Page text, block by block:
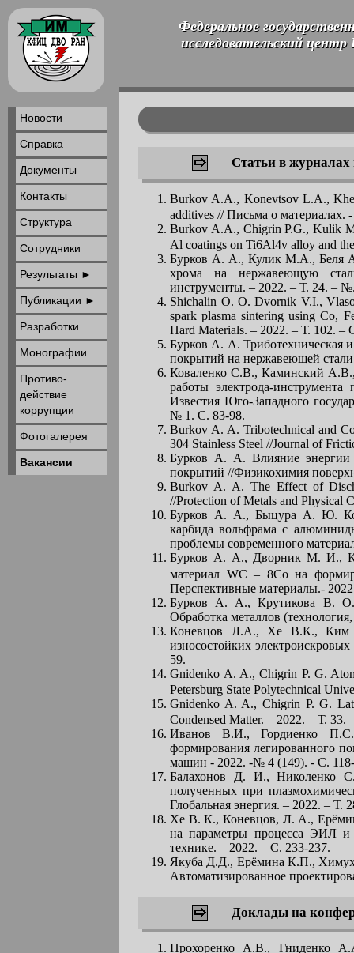
Новости
Справка
Документы
Контакты
Структура
Сотрудники
Результаты ►
Публикации ►
Разработки
Монографии
Противо-
действие
коррупции
Фотогалерея
Вакансии
Федеральное
исследовательский
Статьи в журналах
Burkov A.A., Konevtsov L.A.,
additives // Письма о
Burkov A.A., Chigrin P.G., Kulik
Al coatings on Ti6Al4v alloy and
Бурков А. А., Кулик М.А., Беля
хрома на нержавеющую
инструменты. – 2022. – Т. 24. –
Shichalin O. O. Dvornik V.I.,
spark plasma sintering using Co,
Hard Materials. – 2022. – Т. 102. –
Бурков А. А. Триботехническая
покрытий на нержавеющей
Коваленко С.В., Каминский
работы электрода-
Известия Юго-Западного
№ 1. С. 83-98.
Burkov A. A. Tribotechnical and
304 Stainless Steel //Journal of
Бурков А. А. Влияние энергии
покрытий //Физикохимия
Burkov A. A. The Effect of
//Protection of Metals and Physical
Бурков А. А., Быцура А. Ю.
карбида вольфрама с
проблемы современного
Бурков А. А., Дворник М. И.,
материал WC – 8Co на
Перспективные материалы.-
Бурков А. А., Крутикова В. О.
Обработка металлов
Коневцов Л.А., Хе В.К., Ким
износостойких
59.
Gnidenko A. A., Chigrin P. G.
Petersburg State Polytechnical
Gnidenko A. A., Chigrin P. G.
Condensed Matter. – 2022. – Т. 33.
Иванов В.И., Гордиенко
формирования легированного
машин - 2022. -№ 4 (149). - С.
Балахонов Д. И., Николенко
полученных при
Глобальная энергия. – 2022. –
Хе В. К., Коневцов, Л. А.,
на параметры процесса ЭИЛ и
технике. – 2022. – С. 233-237.
Якуба Д.Д., Ерёмина К.П.,
Автоматизированное
Доклады на
Прохоренко А.В., Гниденко